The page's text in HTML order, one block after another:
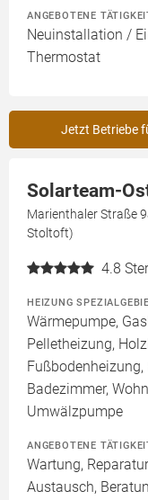
ANGEBOTENE
Neuinstallation /
Thermostat
Jetzt Betriebe
Solarteam-
Marienthaler Straße
Stoltoft)
4.8
HEIZUNG
Wärmepumpe,
Pelletheizung,
Badezimmer,
Umwälzpumpe
ANGEBOTENE
Wartung,
Austausch,